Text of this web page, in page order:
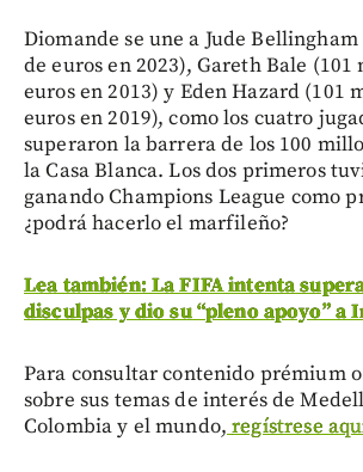
Diomande se une a Jude
de euros en 2023), Gareth Bale (101
euros en 2013) y Eden Hazard (101
euros en 2019), como los cuatro
superaron la barrera de los 100
la Casa Blanca. Los dos primeros
ganando Champions League como
¿podrá hacerlo el marfileño?
Lea también: La FIFA intenta
disculpas y dio su “pleno apoyo” a
Para consultar contenido prémium
sobre sus temas de interés de
Colombia y el mundo, regístrese